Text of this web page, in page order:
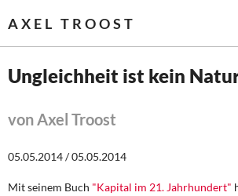
AXEL TROOST
Leitlinien linker Wirtschafts- und
Ungleichheit ist kein
von Axel Troost
05.05.2014 / 05.05.2014
Mit seinem Buch "Kapital im 21. Jahrhundert"